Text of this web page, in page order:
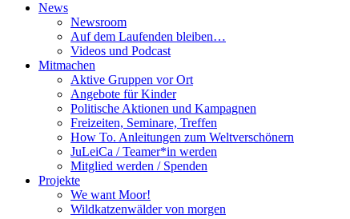
News
Newsroom
Auf dem Laufenden bleiben…
Videos und Podcast
Mitmachen
Aktive Gruppen vor Ort
Angebote für Kinder
Politische Aktionen und Kampagnen
Freizeiten, Seminare, Treffen
How To. Anleitungen zum Weltverschönern
JuLeiCa / Teamer*in werden
Mitglied werden / Spenden
Projekte
We want Moor!
Wildkatzenwälder von morgen